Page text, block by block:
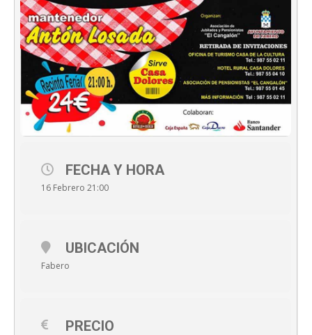
FECHA Y HORA
16 Febrero 21:00
UBICACIÓN
Fabero
PRECIO